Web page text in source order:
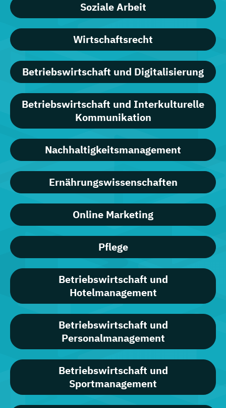
Soziale Arbeit
Wirtschaftsrecht
Betriebswirtschaft und Digitalisierung
Betriebswirtschaft und Interkulturelle
Kommunikation
Nachhaltigkeitsmanagement
Ernährungswissenschaften
Online Marketing
Pflege
Betriebswirtschaft und
Hotelmanagement
Betriebswirtschaft und
Personalmanagement
Betriebswirtschaft und
Sportmanagement